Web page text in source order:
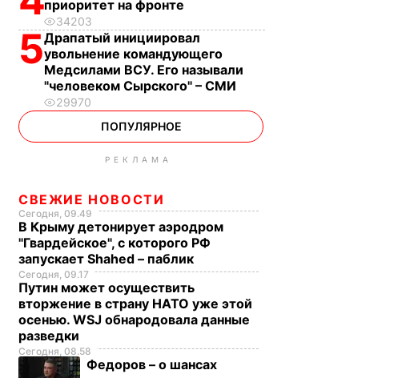
приоритет на фронте
34203
5Драпатый инициировал
увольнение командующего
Медсилами ВСУ. Его называли
"человеком Сырского" – СМИ
29970
ПОПУЛЯРНОЕ
РЕКЛАМА
СВЕЖИЕ НОВОСТИ
Сегодня, 09.49
В Крыму детонирует аэродром
"Гвардейское", с которого РФ
запускает Shahed – паблик
Сегодня, 09.17
Путин может осуществить
вторжение в страну НАТО уже этой
осенью. WSJ обнародовала данные
разведки
Сегодня, 08.58
Федоров – о шансах